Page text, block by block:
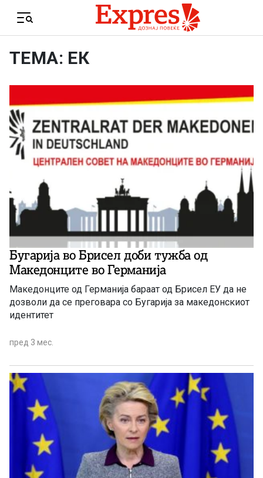
Menu
ТЕМА: ЕК
Бугарија во Брисел доби тужба од
Македонците во Германија
Македонците од Германија бараат од Брисел ЕУ да не
дозволи да се преговара со Бугарија за македонскиот
идентитет
пред 3 мес.